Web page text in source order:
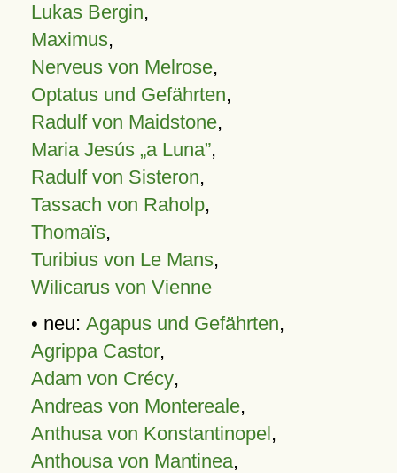
Lukas Bergin,
Maximus,
Nerveus von Melrose,
Optatus und Gefährten,
Radulf von Maidstone,
Maria Jesús „a Luna”,
Radulf von Sisteron,
Tassach von Raholp,
Thomaïs,
Turibius von Le Mans,
Wilicarus von Vienne
• neu: Agapus und Gefährten,
Agrippa Castor,
Adam von Crécy,
Andreas von Montereale,
Anthusa von Konstantinopel,
Anthousa von Mantinea,